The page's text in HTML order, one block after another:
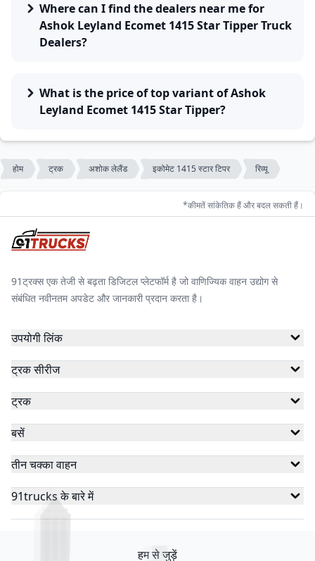
Where can I find the dealers near me for
Ashok Leyland Ecomet 1415 Star Tipper Truck
Dealers?
What is the price of top variant of Ashok
Leyland Ecomet 1415 Star Tipper?
होम ट्रक अशोक लेलैंड इकोमेट 1415 स्टार टिपर रिव्यू
*कीमतें सांकेतिक हैं और बदल सकती हैं।
91ट्रक्स एक तेजी से बढ़ता डिजिटल प्लेटफॉर्म है जो वाणिज्यिक वाहन उद्योग से
संबंधित नवीनतम अपडेट और जानकारी प्रदान करता है।
उपयोगी लिंक
ट्रक सीरीज
ट्रक
बसें
तीन चक्का वाहन
91trucks के बारे में
हम से जुड़ें